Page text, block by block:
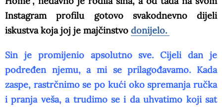
Instagram profilu gotovo svakodnevno dijeli
iskustva koja joj je majčinstvo donijelo.
Sin je promijenio apsolutno sve. Cijeli dan je
podređen njemu, a mi se prilagođavamo. Kada
zaspe, rastrčnimo se po kući oko spremanja ručka
i pranja veša, a trudimo se i da uhvatimo koji sat